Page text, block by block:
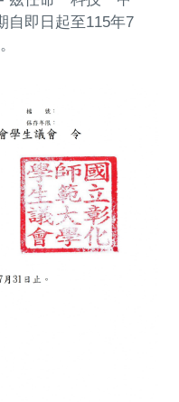
自即日起至115年7